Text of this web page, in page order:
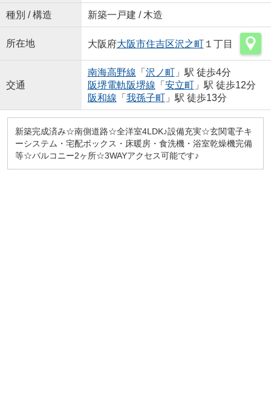
種別 / 構造 新築一戸建 / 木造
所在地 大阪府大阪市住吉区沢之町１丁目
交通
南海高野線 「 沢ノ町」駅 徒歩4分
阪堺電軌阪堺線 「 安立町」駅 徒歩12分
阪和線 「 我孫子町」駅 徒歩13分
新築完成済み☆南側道路☆全洋室4LDK♪設備充実☆玄関電子キ
ーシステム・宅配ボックス・床暖房・食洗機・浴室乾燥機完備
等☆バルコニー2ヶ所☆3WAYアクセス可能です♪